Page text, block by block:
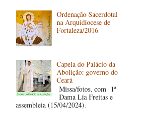
Ordenação Sacerdotal
na Arquidiocese de
Fortaleza/2016
Capela do Palácio da
Abolição: governo do
Ceará
Missa/fotos, com 1ª
Dama Lia Freitas e
assembleia (15/04/2024).